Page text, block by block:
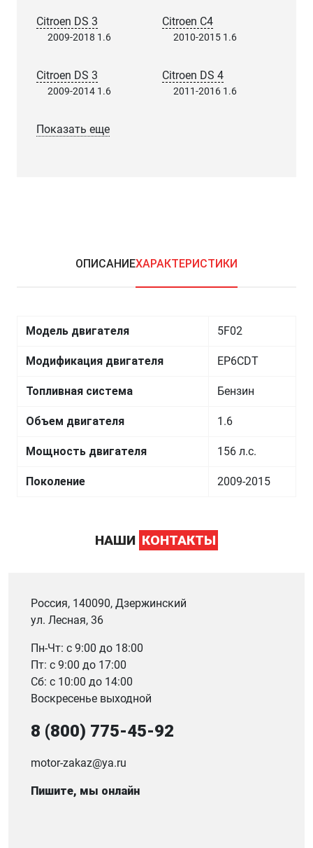
Citroen DS 3
2009-2018 1.6
Citroen C4
2010-2015 1.6
Citroen DS 3
2009-2014 1.6
Citroen DS 4
2011-2016 1.6
Показать еще
ОПИСАНИЕХАРАКТЕРИСТИКИ
Модель двигателя 5F02
Модификация двигателя EP6CDT
Топливная система Бензин
Объем двигателя 1.6
Мощность двигателя 156 л.с.
Поколение 2009-2015
НАШИ КОНТАКТЫ
Россия, 140090, Дзержинский
ул. Лесная, 36
Пн-Чт: с 9:00 до 18:00
Пт: с 9:00 до 17:00
Сб: с 10:00 до 14:00
Воскресенье выходной
8 (800) 775-45-92
motor-zakaz@ya.ru
Пишите, мы онлайн